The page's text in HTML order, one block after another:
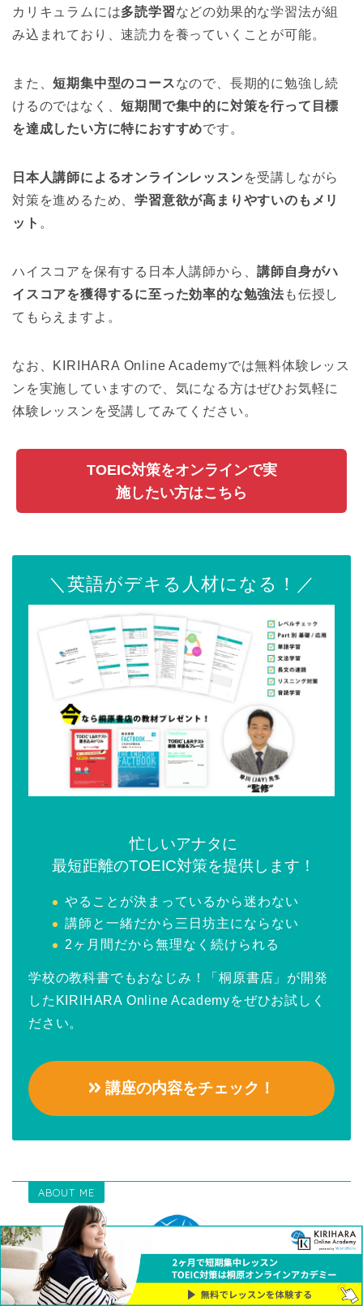
カリキュラムには多読学習などの効果的な学習法が組
み込まれており、速読力を養っていくことが可能。
また、短期集中型のコースなので、長期的に勉強し続
けるのではなく、短期間で集中的に対策を行って目標
を達成したい方に特におすすめです。
日本人講師によるオンラインレッスンを受講しながら
対策を進めるため、学習意欲が高まりやすいのもメリ
ット 。
ハイスコアを保有する日本人講師から、講師自身がハ
イスコアを獲得するに至った効率的な勉強法も伝授し
てもらえますよ。
なお、KIRIHARA Online Academyでは無料体験レッス
ンを実施していますので、気になる方はぜひお気軽に
体験レッスンを受講してみてください。
TOEIC対策をオンラインで実
施したい方はこちら
＼英語がデキる人材になる！／
忙しいアナタに
最短距離のTOEIC対策を提供します！
やることが決まっているから迷わない
講師と一緒だから三日坊主にならない
2ヶ月間だから無理なく続けられる
学校の教科書でもおなじみ！「桐原書店」が開発
したKIRIHARA Online Academyをぜひお試しく
ださい。
講座の内容をチェック！
ABOUT ME